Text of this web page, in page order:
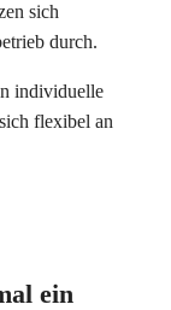
sich
durch.
individuelle
flexibel an
ein